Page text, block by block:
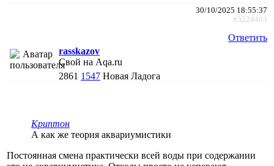
30/10/2025 18:55:37
#3224463
Ответить
rasskazov
Свой на Aqa.ru
2861 1547 Новая Ладога
Криптон
А как же теория аквариумистики
Постоянная смена практически всей воды при содержании